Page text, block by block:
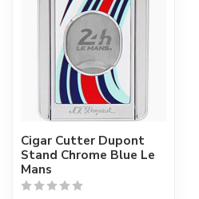
Cigar Cutter Dupont
Stand Chrome Blue Le
Mans